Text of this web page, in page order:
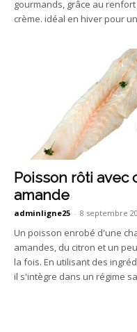
gourmands, grâce au
crème. idéal en hiver pour
Poisson rôti avec
amande
adminligne25 - 8 septembre
Un poisson enrobé d'une
amandes, du citron et un
la fois. En utilisant des
il s'intègre dans un régime